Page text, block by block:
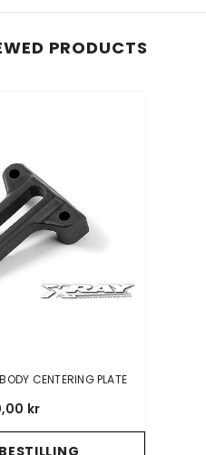
PRODUCTS
CENTERING PLATE
kr